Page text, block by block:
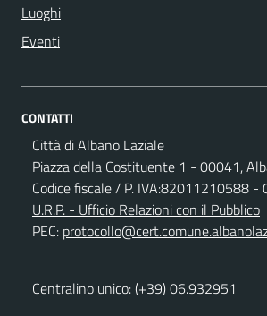
Luoghi
Eventi
CONTATTI
Città di Albano Laziale
Piazza della Costituente 1 - 00041,
Codice fiscale / P. IVA:82011210588
U.R.P. - Ufficio Relazioni con il Pubblico
PEC:
Centralino unico: (+39) 06.932951